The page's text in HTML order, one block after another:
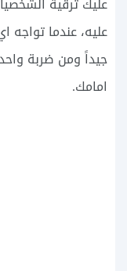
عليه، عندما
جيداً ومن ضربة
امامك.